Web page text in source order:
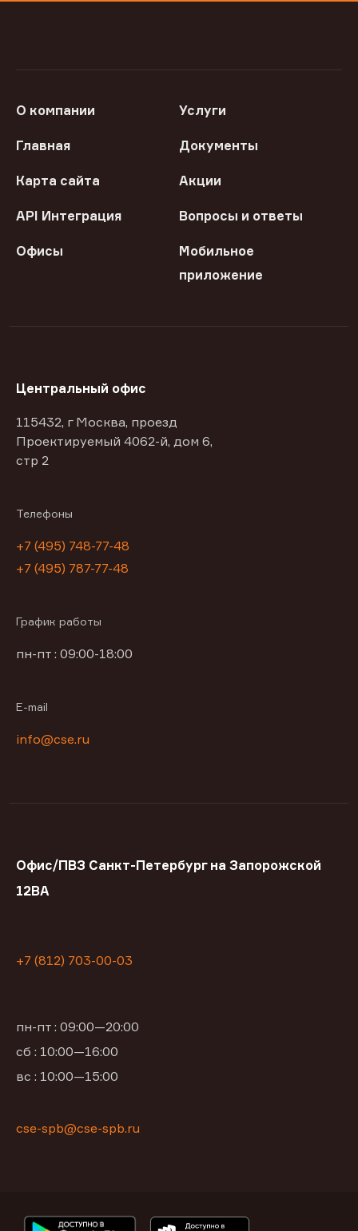
О компании Услуги
Главная Документы
Карта сайта Акции
API Интеграция Вопросы и ответы
Офисы
Мобильное
приложение
Центральный офис
115432, г Москва, проезд
Проектируемый 4062-й, дом 6,
стр 2
Телефоны
+7 (495) 748-77-48
+7 (495) 787-77-48
График работы
пн-пт : 09:00-18:00
E-mail
info@cse.ru
Офис/ПВЗ Санкт-Петербург на Запорожской
12ВА
+7 (812) 703-00-03
пн-пт : 09:00—20:00
сб : 10:00—16:00
вс : 10:00—15:00
cse-spb@cse-spb.ru